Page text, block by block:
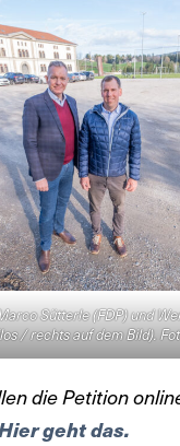
Sütterle (FDP) und
/ rechts auf dem Bild).
die Petition
geht das.